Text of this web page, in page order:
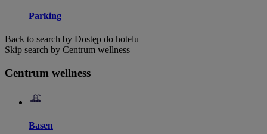
Parking
Back to search by Dostęp do hotelu
Skip search by Centrum wellness
Centrum wellness
Basen